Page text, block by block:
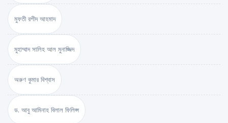
মুফতী রশীদ আহমাদ
মুহাম্মাদ সালিহ আল মুনাজ্জিদ
অরুণ কুমার বিশ্বাস
ড. আবু আমিনাহ বিলাল ফিলিপ্স